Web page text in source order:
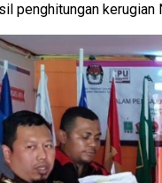
penghitungan